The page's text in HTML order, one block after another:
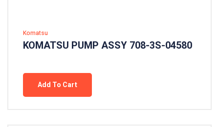
Komatsu
KOMATSU PUMP ASSY 708-3S-04580
Add To Cart